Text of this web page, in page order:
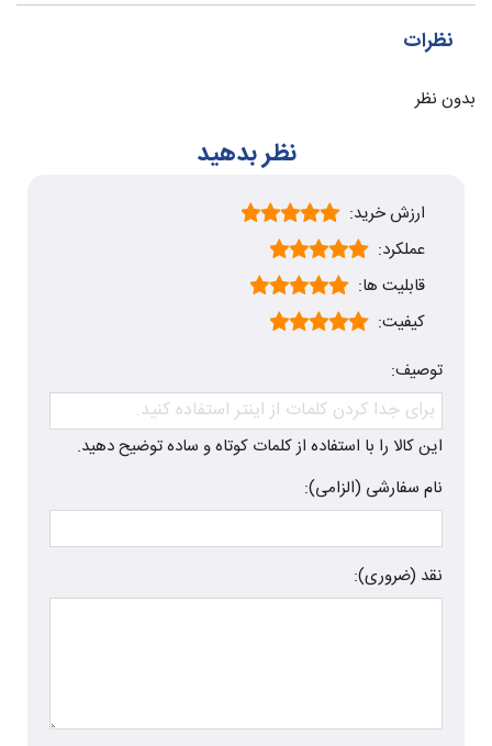
نظرات
بدون نظر
نظر بدهید
ارزش خرید:
عملکرد:
قابلیت ها:
کیفیت:
توصیف:
این کالا را با استفاده از کلمات کوتاه و ساده توضیح دهید.
نام سفارشی (الزامی):
نقد (ضروری):